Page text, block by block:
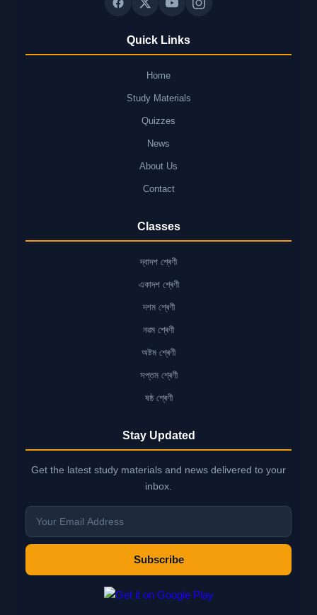
Quick Links
Home
Study Materials
Quizzes
News
About Us
Contact
Classes
দ্বাদশ শ্ৰেণী
একাদশ শ্ৰেণী
দশম শ্ৰেণী
নৱম শ্ৰেণী
অষ্টম শ্ৰেণী
সপ্তম শ্ৰেণী
ষষ্ঠ শ্ৰেণী
Stay Updated
Get the latest study materials and news delivered to your
inbox.
Subscribe